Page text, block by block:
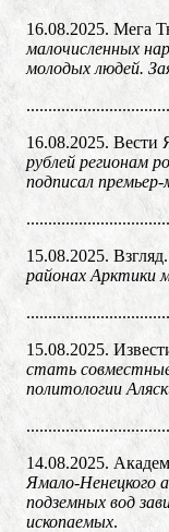
16.08.2025. Мега
малочисленных
молодых людей.
16.08.2025. Вести
рублей регионам
подписал
15.08.2025.
районах Арктики
15.08.2025.
стать
политологии
14.08.2025.
Ямало-Ненецкого
подземных вод
ископаемых.